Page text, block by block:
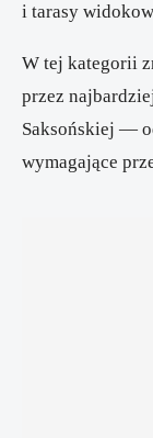
i tarasy
W tej kategorii
przez
Saksońskiej —
wymagające